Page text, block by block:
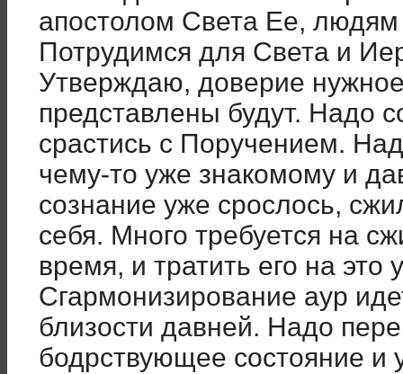
апостолом Света Ее, людям
Потрудимся для Света и
Утверждаю, доверие
представлены будут. Надо
срастись с Поручением.
чему-то уже знакомому и
сознание уже срослось,
себя. Много требуется на
время, и тратить его на это
Сгармонизирование аур
близости давней. Надо
бодрствующее состояние и